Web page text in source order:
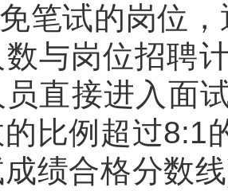
笔试的岗位
与岗位招聘
直接进入面
比例超过8:1
绩合格分数